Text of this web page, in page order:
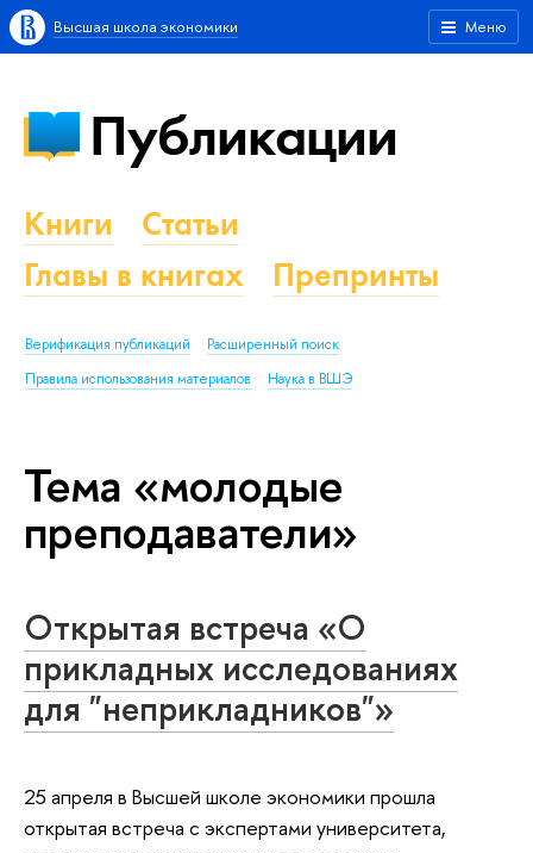
Меню
Высшая школа экономики
Публикации
Книги
Статьи
Главы в книгах
Препринты
Верификация публикаций
Расширенный поиск
Правила использования материалов
Наука в ВШЭ
Тема «молодые
преподаватели»
Открытая встреча «О
прикладных исследованиях
для "неприкладников"»
25 апреля в Высшей школе экономики прошла
открытая встреча с экспертами университета,